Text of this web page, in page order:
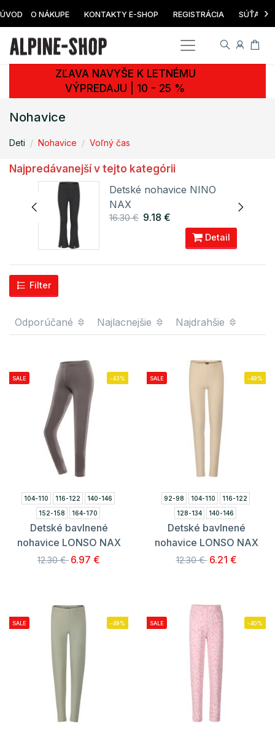
ÚVOD O NÁKUPE KONTAKTY E-SHOP REGISTRÁCIA SÚŤAŽ ›
ZĽAVA NAVYŠE K LETNÉMU
VÝPREDAJU | 10 - 25 %
Nohavice
Deti Nohavice Voľný čas
Najpredávanejší v tejto kategórii
Detské nohavice NINO
NAX
16.30 € 9.18 €
Detail
Filter
Odporúčané Najlacnejšie Najdrahšie
SALE -43%
104-110 116-122
140-146
152-158
164-170
Detské bavlnené
nohavice LONSO NAX
12.30 € 6.97 €
SALE -49%
92-98 104-110
116-122
128-134
140-146
Detské bavlnené
nohavice LONSO NAX
12.30 € 6.21 €
SALE -49% SALE -40%